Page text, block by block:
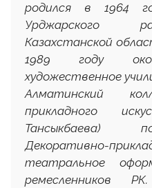
родился в 1964
Урджарского
Казахстанской
1989 году
художественное
Алматинский
прикладного
Тансыкбаева)
Декоративно-
театральное
ремесленников